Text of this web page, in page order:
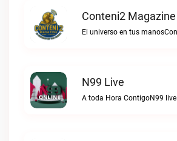
N99 Live
A toda Hora ContigoN99 live